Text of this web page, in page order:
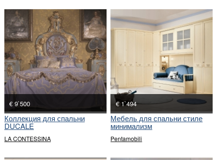
€ 9`500
Коллекция для спальни
DUCALE
LA CONTESSINA
€ 1`494
Мебель для спальни стиле
минимализм
Pentamobili